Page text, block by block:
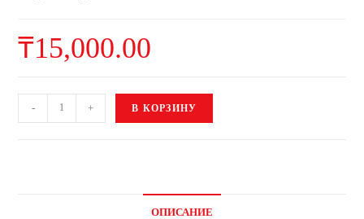
₸15,000.00
- + В КОРЗИНУ
ОПИСАНИЕ